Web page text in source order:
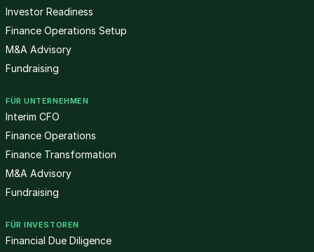
Investor Readiness
Finance Operations Setup
M&A Advisory
Fundraising
FÜR UNTERNEHMEN
Interim CFO
Finance Operations
Finance Transformation
M&A Advisory
Fundraising
FÜR INVESTOREN
Financial Due Diligence